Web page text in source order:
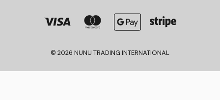
© 2026 NUNU TRADING INTERNATIONAL